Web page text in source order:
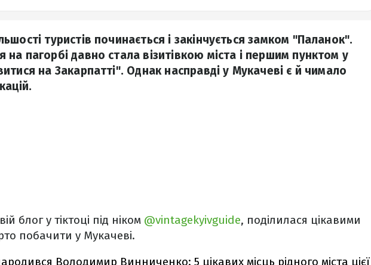
туристів починається і закінчується замком "Паланок".
пагорбі давно стала візитівкою міста і першим пунктом у
на Закарпатті". Однак насправді у Мукачеві є й чимало
блог у тіктоці під ніком @vintagekyivguide, поділилася цікавими
побачити у Мукачеві.
Володимир Винниченко: 5 цікавих місць рідного міста цієї